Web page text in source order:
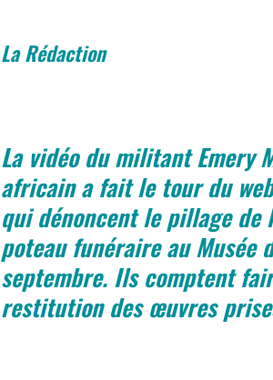
La Rédaction
La vidéo du militant Emery
africain a fait le tour du
qui dénoncent le pillage de
poteau funéraire au
septembre. Ils comptent
restitution des œuvres